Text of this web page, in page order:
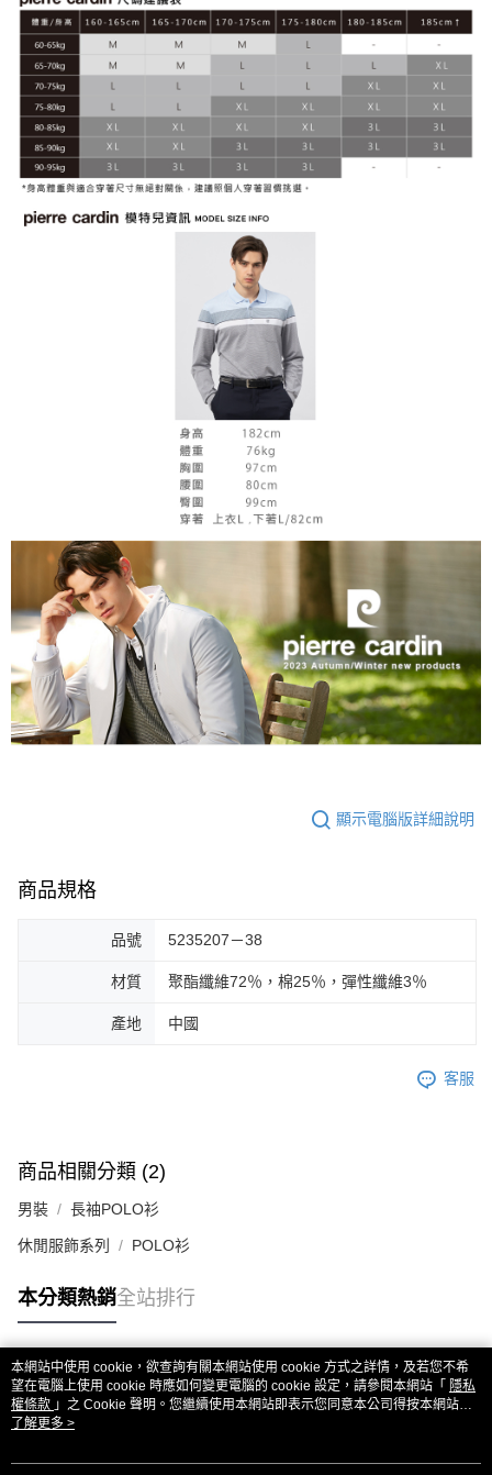
顯示電腦版詳細說明
商品規格
品號 5235207－38
材質 聚酯纖維72％，棉25％，彈性纖維3％
產地 中國
客服
商品相關分類 (2)
男裝 長袖POLO衫
休閒服飾系列 POLO衫
本分類熱銷全站排行
熱門標籤
本網站中使用 cookie，欲查詢有關本網站使用 cookie 方式之詳情，及若您不希
望在電腦上使用 cookie 時應如何變更電腦的 cookie 設定，請參閱本網站「 隱私
權條款 」之 Cookie 聲明。您繼續使用本網站即表示您同意本公司得按本網站使
用條款之 Cookie 聲明使用 cookie。
了解更多 >